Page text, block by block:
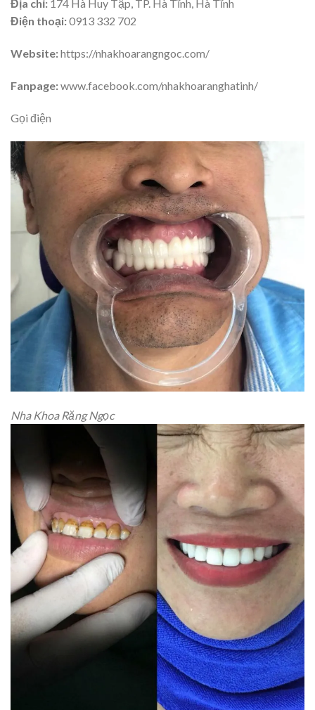
Địa chỉ: 174 Hà Huy Tập, TP. Hà Tĩnh, Hà Tĩnh
Điện thoại:0913 332 702
Website:https://nhakhoarangngoc.com/
Fanpage:www.facebook.com/nhakhoaranghatinh/
Gọi điện
Nha Khoa Răng Ngọc